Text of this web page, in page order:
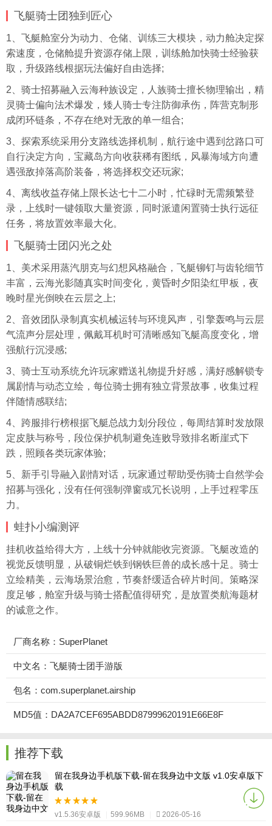
飞艇骑士团独到匠心
1、飞艇舱室分为动力、仓储、训练三大模块，动力舱决定探
索速度，仓储舱提升资源存储上限，训练舱加快骑士经验获
取，升级路线根据玩法偏好自由选择;
2、骑士招募融入云海种族设定，人族骑士擅长物理输出，精
灵骑士偏向法术爆发，矮人骑士专注防御承伤，阵营克制形
成闭环链条，不存在绝对无敌的单一组合;
3、探索系统采用分支路线选择机制，航行途中遇到岔路口可
自行决定方向，宝藏岛方向收获稀有图纸，风暴海域方向遭
遇强敌掉落高阶装备，将选择权交还玩家;
4、离线收益存储上限长达七十二小时，忙碌时无需频繁登
录，上线时一键领取大量资源，同时派遣闲置骑士执行远征
任务，将放置效率最大化。
飞艇骑士团闪光之处
1、美术采用蒸汽朋克与幻想风格融合，飞艇铆钉与齿轮细节
丰富，云海光影随真实时间变化，黄昏时夕阳染红甲板，夜
晚时星光倒映在云层之上;
2、音效团队录制真实机械运转与环境风声，引擎轰鸣与云层
气流声分层处理，佩戴耳机时可清晰感知飞艇高度变化，增
强航行沉浸感;
3、骑士互动系统允许玩家赠送礼物提升好感，满好感解锁专
属剧情与动态立绘，每位骑士拥有独立背景故事，收集过程
伴随情感联结;
4、跨服排行榜根据飞艇总战力划分段位，每周结算时发放限
定皮肤与称号，段位保护机制避免连败导致排名断崖式下
跌，照顾各类玩家体验;
5、新手引导融入剧情对话，玩家通过帮助受伤骑士自然学会
招募与强化，没有任何强制弹窗或冗长说明，上手过程零压
力。
蛙扑小编测评
挂机收益给得大方，上线十分钟就能收完资源。飞艇改造的
视觉反馈明显，从破铜烂铁到钢铁巨兽的成长感十足。骑士
立绘精美，云海场景治愈，节奏舒缓适合碎片时间。策略深
度足够，舱室升级与骑士搭配值得研究，是放置类航海题材
的诚意之作。
厂商名称：SuperPlanet
中文名：飞艇骑士团手游版
包名：com.superplanet.airship
MD5值：DA2A7CEF695ABDD87999620191E66E8F
推荐下载
留在我身边手机版下载-留在我身边中文版 v1.0安卓版下
载
v1.5.36安卓版 599.96MB 2026-05-16